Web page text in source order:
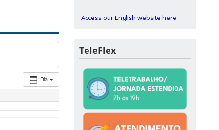
Dia
Access our English website here
TeleFlex